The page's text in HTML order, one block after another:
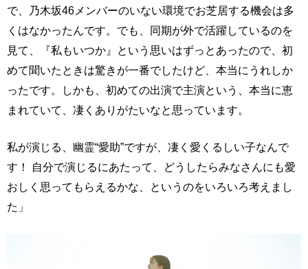
で、乃木坂46メンバーのいない環境でお芝居する機会は多
くはなかったんです。でも、同期が外で活躍しているのを
見て、『私もいつか』という思いはずっとあったので、初
めて聞いたときは驚きが一番でしたけど、本当にうれしか
ったです。しかも、初めての出演で主演という、本当に恵
まれていて、凄くありがたいなと思っています。
私が演じる、幽霊“愛助”ですが、凄く愛くるしい子なんで
す！ 自分で演じるにあたって、どうしたらみなさんにも愛
おしく思ってもらえるかな、というのをいろいろ考えまし
た」